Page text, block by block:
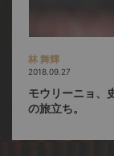
林 舞輝
2018.09.27
モウリーニョ、
の旅立ち。